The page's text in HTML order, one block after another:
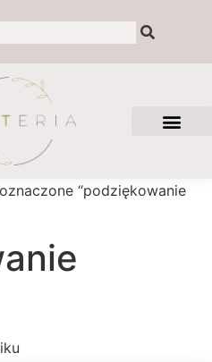
“podziękowanie